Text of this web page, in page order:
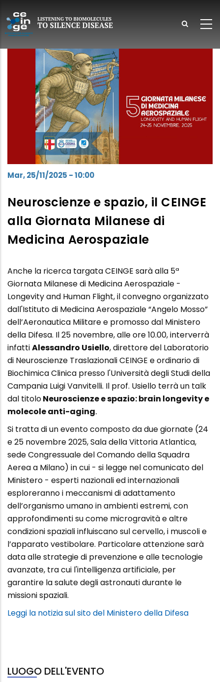
al
contenuto
Mar, 25/11/2025 - 10:00
Neuroscienze e spazio, il CEINGE
alla Giornata Milanese di
Medicina Aerospaziale
Anche la ricerca targata CEINGE sarà alla 5ª
Giornata Milanese di Medicina Aerospaziale -
Longevity and Human Flight, il convegno organizzato
dall'Istituto di Medicina Aerospaziale “Angelo Mosso”
dell’Aeronautica Militare e promosso dal Ministero
della Difesa. Il 25 novembre, alle ore 10.00, interverrà
infattiAlessandro Usiello, direttore del Laboratorio
di Neuroscienze Traslazionali CEINGE e ordinario di
Biochimica Clinica presso l'Università degli Studi della
Campania Luigi Vanvitelli. Il prof. Usiello terrà un talk
dal titoloNeuroscienze e spazio: brain longevity e
molecole anti-aging.
Si tratta di un evento composto da due giornate (24
e 25 novembre 2025, Sala della Vittoria Atlantica,
sede Congressuale del Comando della Squadra
Aerea a Milano) in cui - si legge nel comunicato del
Ministero - esperti nazionali ed internazionali
esploreranno i meccanismi di adattamento
dell’organismo umano in ambienti estremi, con
approfondimenti su come microgravità e altre
condizioni spaziali influiscano sul cervello, i muscoli e
l’apparato vestibolare. Particolare attenzione sarà
data alle strategie di prevenzione e alle tecnologie
avanzate, tra cui l'intelligenza artificiale, per
garantire la salute degli astronauti durante le
missioni spaziali.
Leggi la notizia sul sito del Ministero della Difesa
LUOGO DELL'EVENTO